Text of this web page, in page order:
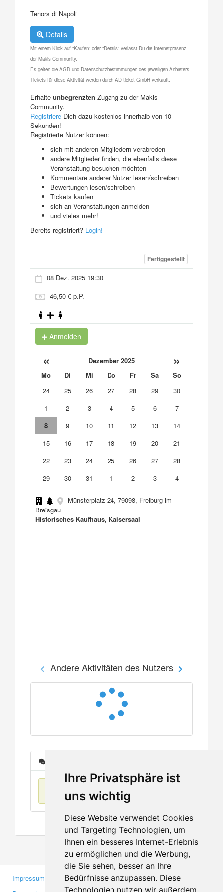
Ihre Privatsphäre ist
uns wichtig
Diese Website verwendet Cookies
und Targeting Technologien, um
Ihnen ein besseres Internet-Erlebnis
zu ermöglichen und die Werbung,
die Sie sehen, besser an Ihre
Bedürfnisse anzupassen. Diese
Technologien nutzen wir außerdem,
Tenors di Napoli
Details
Mit einem Klick auf "Kaufen" oder "Details" verlässt Du die Internetpräsenz
der Makis Community.
Es gelten die AGB und Datenschutzbestimmungen des jeweiligen Anbieters.
Tickets für diese Aktivität werden durch AD ticket GmbH verkauft.
Erhalte unbegrenzten Zugang zu der Makis
Community.
Registriere Dich dazu kostenlos innerhalb von 10
Sekunden!
Registrierte Nutzer können:
sich mit anderen Mitgliedern verabreden
andere Mitglieder finden, die ebenfalls diese
Veranstaltung besuchen möchten
Kommentare anderer Nutzer lesen/schreiben
Bewertungen lesen/schreiben
Tickets kaufen
sich an Veranstaltungen anmelden
und vieles mehr!
Bereits registriert? Login!
Fertiggestellt
08 Dez. 2025 19:30
46,50 € p.P.
Anmelden
« Dezember 2025 »
Mo Di Mi Do Fr Sa
So
24
25 26 27 28 29
30
1
2 3 4 5 6
7
8
9 10 11 12 13
14
15
16 17 18 19 20
21
22
23 24 25 26 27
28
29
30 31 1 2 3 4
Münsterplatz 24, 79098, Freiburg im
Breisgau
Historisches Kaufhaus, Kaisersaal
Andere Aktivitäten des Nutzers
Keine Einträge
Impressum
Gewerbetreibende